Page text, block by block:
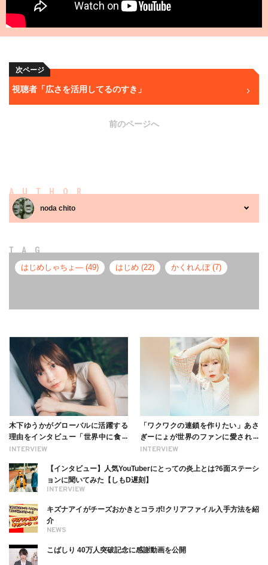
次ページ
視聴者「広さを活用してるのすき」
前のページへ
AUTHOR
noda chito
TAG
はじめしゃちょ― (49) はじめ (22) かくれんぼ (7)
INTERVIEW
木下ゆうかがグローバルに活躍する
理由をインタビュー「世界中に食べ
る幸せを伝えたい」新事務所加入に
INTERVIEW
「ワクワクの連鎖を作りたい」あさ
ぎーにょが世界のファンに愛される
理由【インタビュー】
INTERVIEW
【インタビュー】人気YouTuberにとっての炎上とは?6面ステーシ
ョンに聞いてみた【しもD遅刻】
NEWS
キズナアイがチーズおかきとコラボ!クリアファイル入手方法を紹
介
こばしり 40万人突破記念に感謝動画を公開